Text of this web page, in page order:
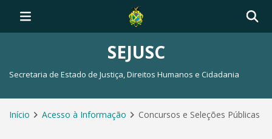
SEJUSC
Secretaria de Estado de Justiça, Direitos Humanos e Cidadania
Início Acesso à Informação Concursos e Seleções Públicas